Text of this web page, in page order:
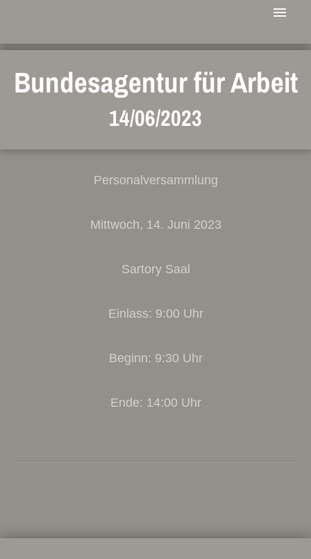
Bundesagentur für Arbeit
14/06/2023
Personalversammlung
Mittwoch, 14. Juni 2023
Sartory Saal
Einlass: 9:00 Uhr
Beginn: 9:30 Uhr
Ende: 14:00 Uhr